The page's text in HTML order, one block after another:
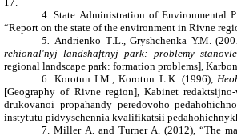
4. State Administration of Environmental
“Report on the state of the environment in Rivne
5.
Andrienko T. L. , Gryshchenka Y.M
rehional'nyj landshaftnyj park: problemy
regional landscape park: formation problems],
6.
Korotun I. M , Korotun L. K. (1996),
[Geography of Rivne region], Kabinet
drukovanoi propahandy peredovoho
instytutu pidvyschennia kvalifikatsii
7.
Miller A. and Turner A. (2012), “The